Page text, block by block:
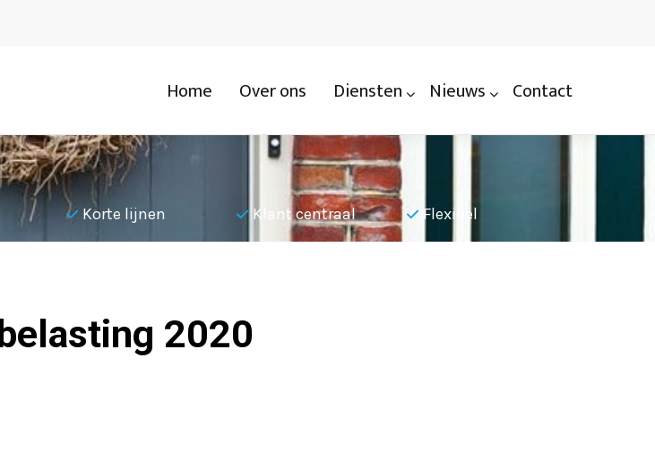
Home Over ons Diensten Nieuws Contact
Korte lijnen Klant centraal Flexibel
2020